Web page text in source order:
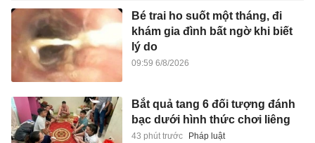
Bé trai ho suốt một tháng, đi
khám gia đình bất ngờ khi biết
lý do
09:59 6/8/2026
Bắt quả tang 6 đối tượng đánh
bạc dưới hình thức chơi liêng
43 phút trước Pháp luật